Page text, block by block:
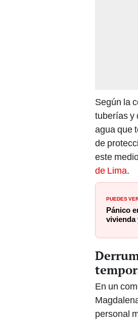
Según la
tuberías y
agua que
de
este
de Lima.
PUEDES
Pánico
vivienda
En un
personal